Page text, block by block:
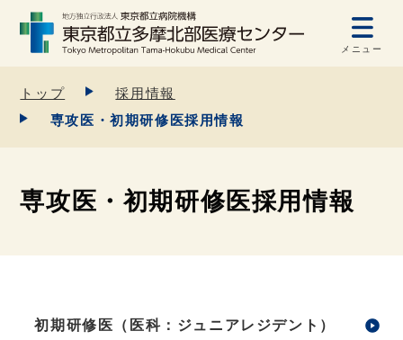
メニュー
トップ
採用情報
専攻医・初期研修医採用情報
専攻医・初期研修医採用情報
初期研修医（医科：ジュニアレジデント）